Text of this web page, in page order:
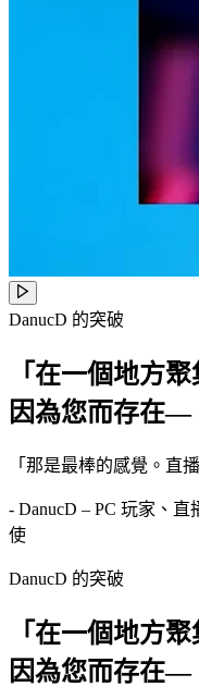
DanucD 的突破
「在一個地方
因為您而存在—
「那是最棒的感覺。直
- DanucD – PC 玩家、
使
DanucD 的突破
「在一個地方
因為您而存在—